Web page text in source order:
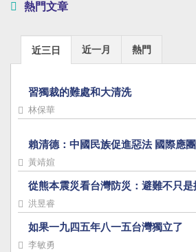
熱門文章
近三日 近一月 熱門
習獨裁的難處和大清洗
林保華
賴清德：中國民族促進惡法 國際應
黃靖媗
從熊本震災看台灣防災：避難不只
洪昱睿
如果一九四五年八一五台灣獨立了
李敏勇